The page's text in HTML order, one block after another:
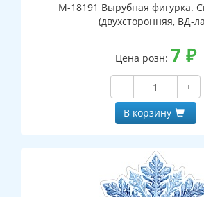
М-18191 Вырубная фигурка.
(двухсторонняя, ВД-
Цена розн: 7 ₽
−
+
В корзину